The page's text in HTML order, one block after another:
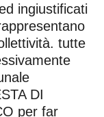
ingiustificati
tutte
DI
per far